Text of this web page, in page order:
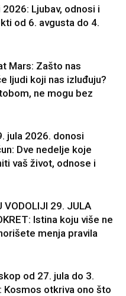
Ljubav, odnosi i
od 6. avgusta do 4.
Mars: Zašto nas
ljudi koji nas izluđuju?
ne mogu bez
jula 2026. donosi
Dve nedelje koje
vaš život, odnose i
VODOLIJI 29. JULA
Istina koju više ne
menja pravila
od 27. jula do 3.
Kosmos otkriva ono što